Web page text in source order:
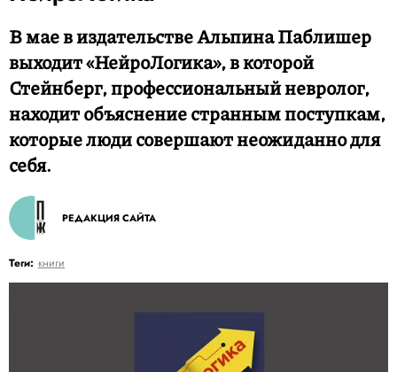
В мае в издательстве Альпина Паблишер
выходит «НейроЛогика», в которой
Стейнберг, профессиональный невролог,
находит объяснение странным поступкам,
которые люди совершают неожиданно для
себя.
РЕДАКЦИЯ САЙТА
Теги: книги